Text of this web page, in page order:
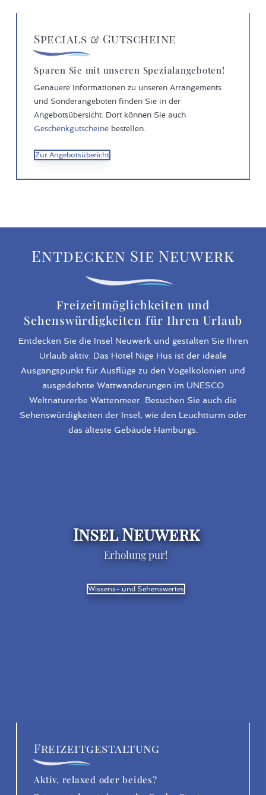
Specials & Gutscheine
Sparen Sie mit unseren Spezialangeboten!
Genauere Informationen zu unseren Arrangements
und Sonderangeboten finden Sie in der
Angebotsübersicht. Dort können Sie auch
Geschenkgutscheine bestellen.
Zur Angebotsübericht
Entdecken Sie Neuwerk
Freizeitmöglichkeiten und
Sehenswürdigkeiten für Ihren Urlaub
Entdecken Sie die Insel Neuwerk und gestalten Sie Ihren
Urlaub aktiv. Das Hotel Nige Hus ist der ideale
Ausgangspunkt für Ausflüge zu den Vogelkolonien und
ausgedehnte Wattwanderungen im UNESCO
Weltnaturerbe Wattenmeer. Besuchen Sie auch die
Sehenswürdigkeiten der Insel, wie den Leuchtturm oder
das älteste Gebäude Hamburgs.
Insel Neuwerk
Erholung pur!
Wissens- und Sehenswertes
Freizeitgestaltung
Aktiv, relaxed oder beides?